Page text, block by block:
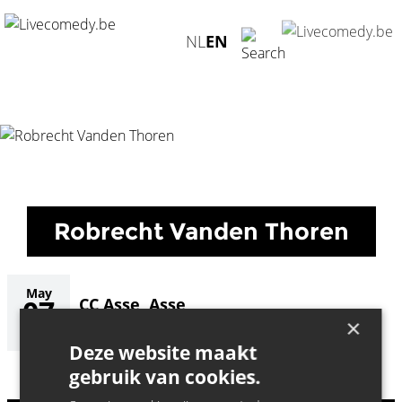
NL EN
Home/Agenda/ Robrecht Vanden Thoren
CC Asse, Asse -
Robrecht Vanden Thoren
May
07 CC Asse, Asse
×
Deze website maakt
gebruik van cookies.